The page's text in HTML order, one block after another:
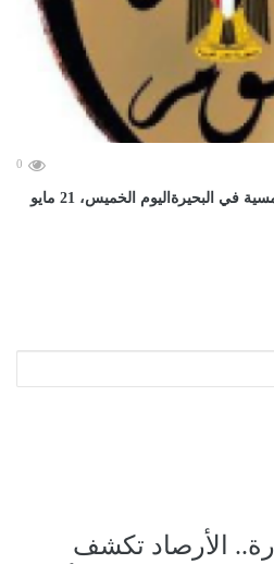
0
يوم حصاد بطاطس بالطاقة الشمسية في البحيرةاليوم الخميس، 21 مايو
الأرصاد تكشف